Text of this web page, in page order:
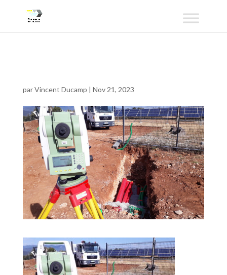
parVincent Ducamp | Nov 21, 2023